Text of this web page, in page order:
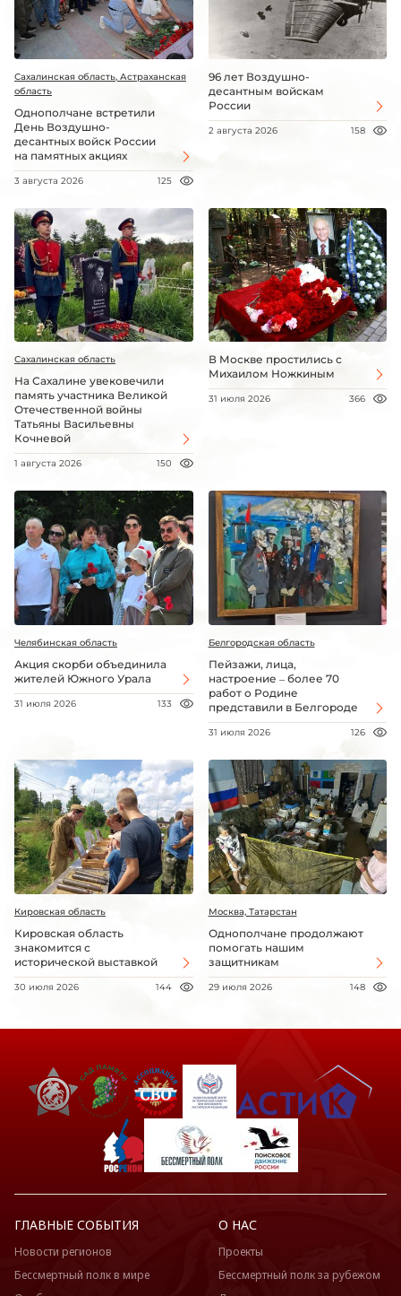
Сахалинская область, Астраханская
область
Однополчане встретили
День Воздушно-
десантных войск России
на памятных акциях
3 августа 2026 125
96 лет Воздушно-
десантным войскам
России
2 августа 2026 158
Сахалинская область
На Сахалине увековечили
память участника Великой
Отечественной войны
Татьяны Васильевны
Кочневой
1 августа 2026 150
В Москве простились с
Михаилом Ножкиным
31 июля 2026 366
Челябинская область
Акция скорби объединила
жителей Южного Урала
31 июля 2026 133
Белгородская область
Пейзажи, лица,
настроение – более 70
работ о Родине
представили в Белгороде
31 июля 2026 126
Кировская область
Кировская область
знакомится с
исторической выставкой
30 июля 2026 144
Москва, Татарстан
Однополчане продолжают
помогать нашим
защитникам
29 июля 2026 148
ГЛАВНЫЕ СОБЫТИЯ
Новости регионов
Бессмертный полк в мире
О НАС
Проекты
Бессмертный полк за рубежом